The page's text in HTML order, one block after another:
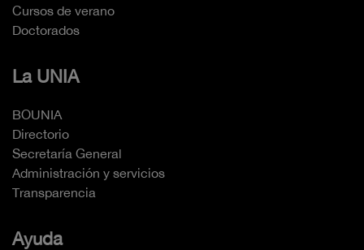
Cursos de verano
Doctorados
La UNIA
BOUNIA
Directorio
Secretaría General
Administración y servicios
Transparencia
Ayuda